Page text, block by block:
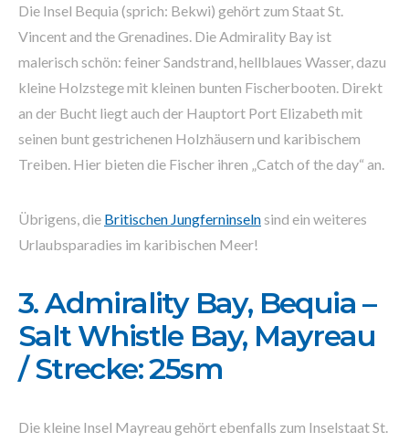
Die Insel Bequia (sprich: Bekwi) gehört zum Staat St.
Vincent and the Grenadines. Die Admirality Bay ist
malerisch schön: feiner Sandstrand, hellblaues Wasser, dazu
kleine Holzstege mit kleinen bunten Fischerbooten. Direkt
an der Bucht liegt auch der Hauptort Port Elizabeth mit
seinen bunt gestrichenen Holzhäusern und karibischem
Treiben. Hier bieten die Fischer ihren „Catch of the day“ an.
Übrigens, die Britischen Jungferninselnsind ein weiteres
Urlaubsparadies im karibischen Meer!
3. Admirality Bay, Bequia –
Salt Whistle Bay, Mayreau
/ Strecke: 25sm
Die kleine Insel Mayreau gehört ebenfalls zum Inselstaat St.